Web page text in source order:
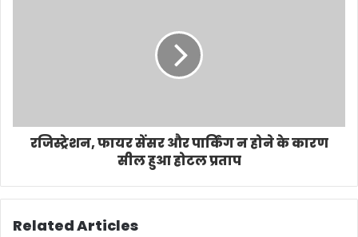
रजिस्ट्रेशन, फायर सेंसर और पार्किंग न होने के कारण
सील हुआ होटल प्रताप
Related Articles